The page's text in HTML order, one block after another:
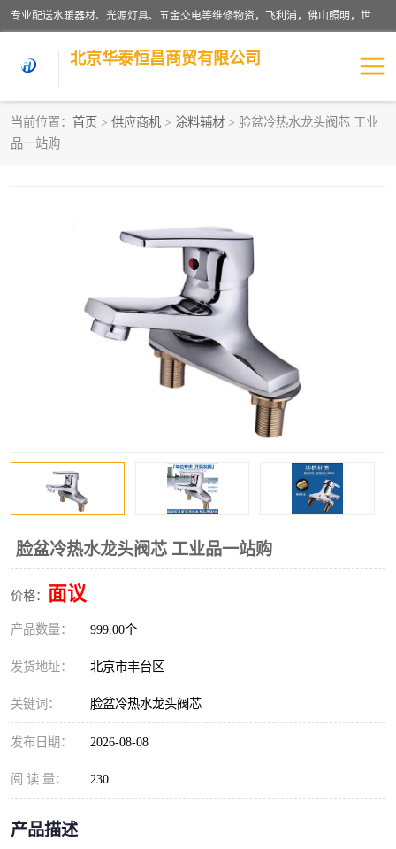
专业配送水暖器材、光源灯具、五金交电等维修物资，飞利浦，佛山照明，世达，博世，九牧，特陶等各产品涉及国内外知名品牌。公司专注与物业、学校、酒店、工厂等单位合作，提供一站式配送服务，降低客户综合成本。依托电子商务改变传统模式，以专业的团队为客户提供24H物资配送到达，货到月结、统一开票，便捷退换等服务，提高了企业的运营效率。
北京华泰恒昌商贸有限公司
当前位置： 首页 > 供应商机 > 涂料辅材 > 脸盆冷热水龙头阀芯 工业
品一站购
脸盆冷热水龙头阀芯 工业品一站购
价格： 面议
产品数量： 999.00个
发货地址： 北京市丰台区
关键词： 脸盆冷热水龙头阀芯
发布日期： 2026-08-08
阅 读 量： 230
产品描述
水暖阀门